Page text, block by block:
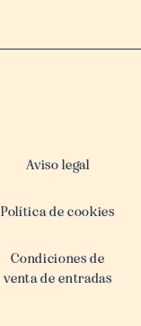
Aviso legal
Política de cookies
Condiciones de
venta de entradas